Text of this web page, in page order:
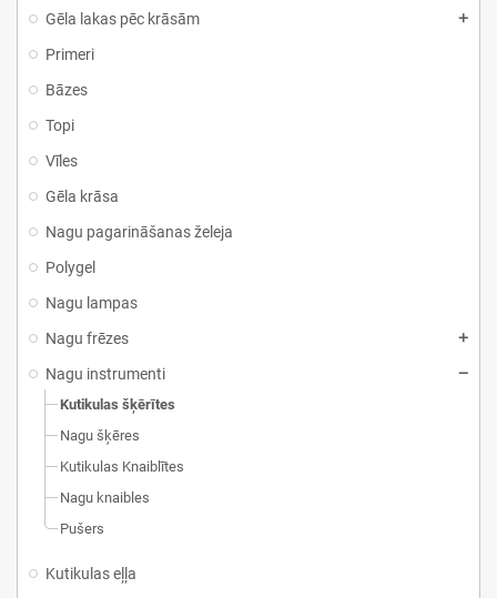
Gēla lakas pēc krāsām
Primeri
Bāzes
Topi
Vīles
Gēla krāsa
Nagu pagarināšanas želeja
Polygel
Nagu lampas
Nagu frēzes
Nagu instrumenti
Kutikulas šķērītes
Nagu šķēres
Kutikulas Knaiblītes
Nagu knaibles
Pušers
Kutikulas eļļa